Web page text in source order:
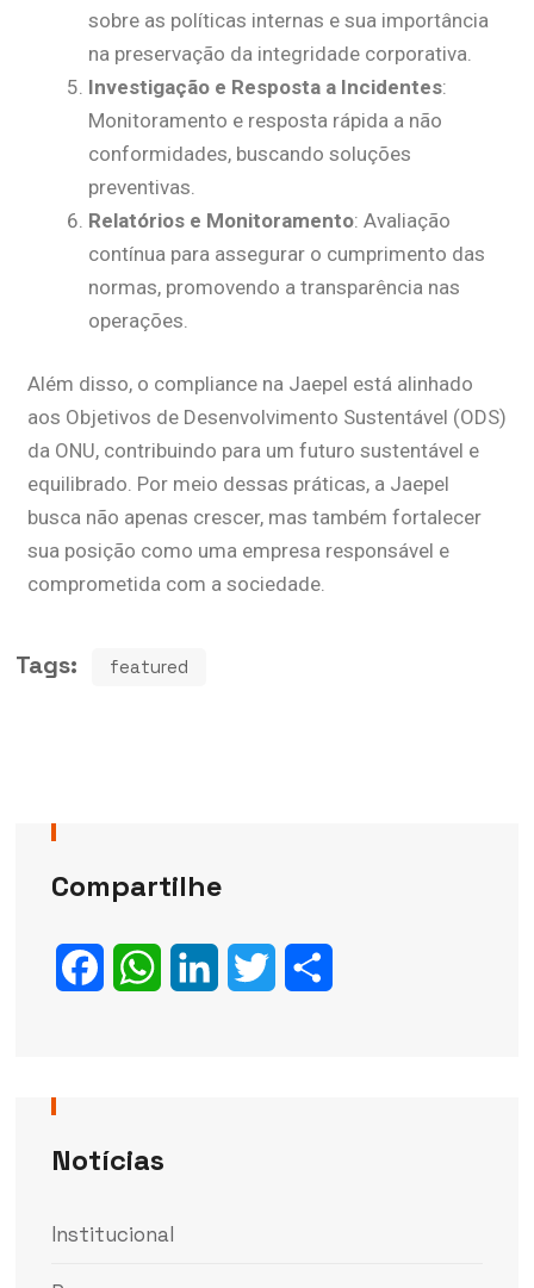
sobre as políticas internas e sua importância
na preservação da integridade corporativa.
Investigação e Resposta a Incidentes:
Monitoramento e resposta rápida a não
conformidades, buscando soluções
preventivas.
Relatórios e Monitoramento: Avaliação
contínua para assegurar o cumprimento das
normas, promovendo a transparência nas
operações.
Além disso, o compliance na Jaepel está alinhado
aos Objetivos de Desenvolvimento Sustentável (ODS)
da ONU, contribuindo para um futuro sustentável e
equilibrado. Por meio dessas práticas, a Jaepel
busca não apenas crescer, mas também fortalecer
sua posição como uma empresa responsável e
comprometida com a sociedade.
Tags: featured
Compartilhe
FacebookWhatsAppLinkedIn Twitter
Notícias
Institucional